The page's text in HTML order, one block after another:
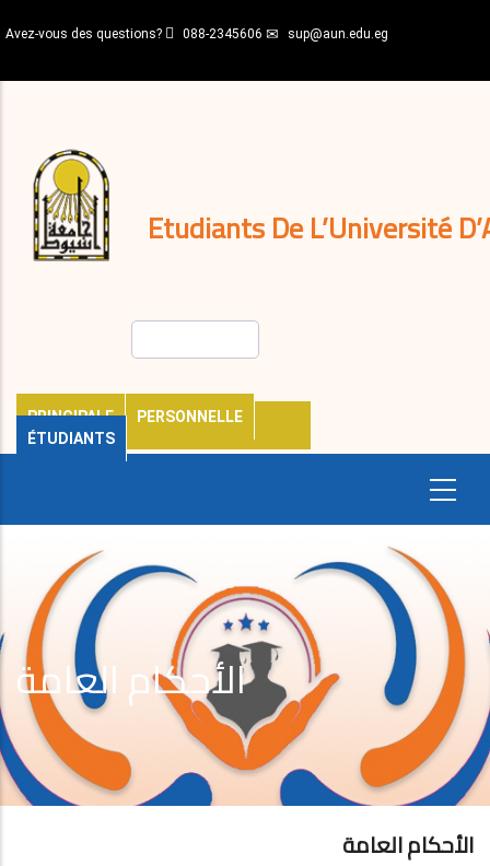
au
principal
Avez-vous des questions? 088-2345606 sup@aun.edu.eg
Etudiants De L’Université
PRINCIPALE
PERSONNELLE
ÉTUDIANTS
décisions
Expatriés
Journal
الأحكام العامة
الأحكام العامة